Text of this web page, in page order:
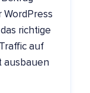
WordPress
richtige
auf
ausbauen